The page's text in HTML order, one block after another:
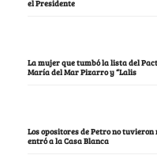
el Presidente
La mujer que tumbó la lista del
María del Mar Pizarro y “Lalis
Los opositores de Petro no
entró a la Casa Blanca